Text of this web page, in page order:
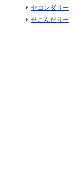
セコンダリー
せこんだりー